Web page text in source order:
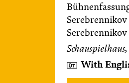
Serebrennikov
Serebrennikov
With